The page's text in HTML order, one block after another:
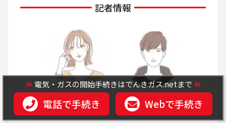
記者情報
佐藤侑加 鈴木優馬
電気・ガスの開始手続きはでんきガス.netまで
電話で手続き Webで手続き